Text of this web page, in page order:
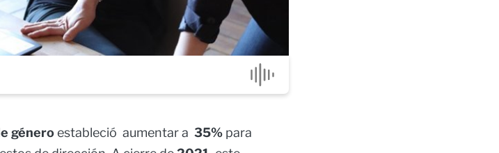
géneroestableció aumentar a 35%para